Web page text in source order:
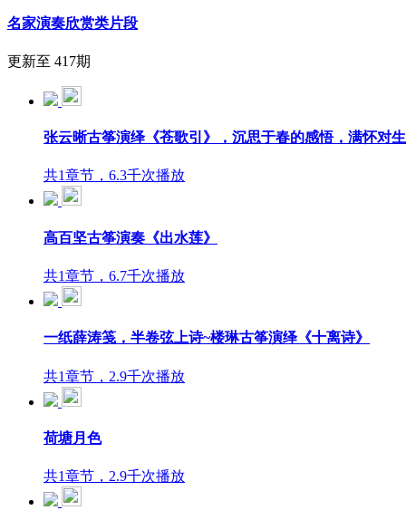
名家演奏欣赏类片段
更新至 417期
张云晰古筝演绎《苍歌引》，沉思于春的感悟，满怀对
共1章节，6.3千次播放
高百坚古筝演奏《出水莲》
共1章节，6.7千次播放
一纸薛涛笺，半卷弦上诗~楼琳古筝演绎《十离诗》
共1章节，2.9千次播放
荷塘月色
共1章节，2.9千次播放